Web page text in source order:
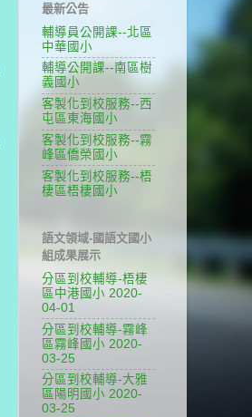
最新公告
輔導員公開課--北區
中華國小
輔導公開課--南區樹
義國小
客製化到校服務--西
屯區東海國小
客製化到校服務--霧
峰區僑榮國小
客製化到校服務--梧
棲區梧棲國小
語文領域-國語文國小
組成果展示
分區到校輔導-梧棲
區中港國小 2020-
04-01
分區到校輔導-霧峰
區霧峰國小 2020-
03-25
分區到校輔導-大雅
區陽明國小 2020-
03-25